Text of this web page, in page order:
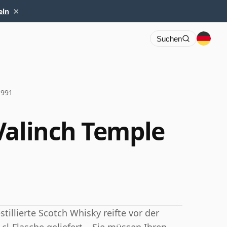
×
Suchen
Temple
Scotch Whisky reifte vor der